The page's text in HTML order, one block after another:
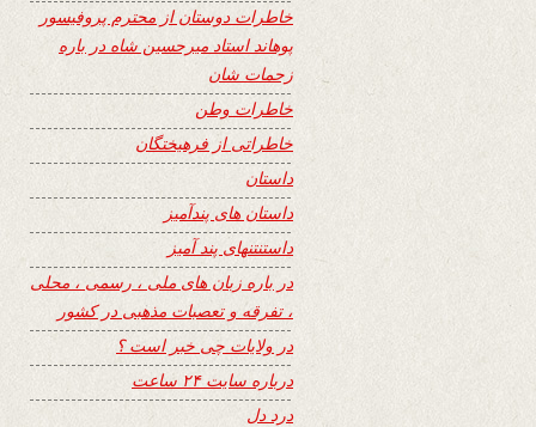
خاطرات دوستان از محترم پروفیسور
پوهاند استاد میرحسین شاه در باره
زحمات شان
خاطرات وطن
خاطراتی از فرهیختگان
داستان
داستان های پندآمیز
داستنتنهای پند آمیز
در باره زبان های ملی ، رسمی ، محلی
، تفرقه و تعصبات مذهبی در کشور
در ولایات چی خبر است ؟
درباره سایت ۲۴ ساعت
درد دل